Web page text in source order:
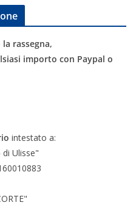
rassegna,
importo con Paypal o
intestato a:
Ulisse"